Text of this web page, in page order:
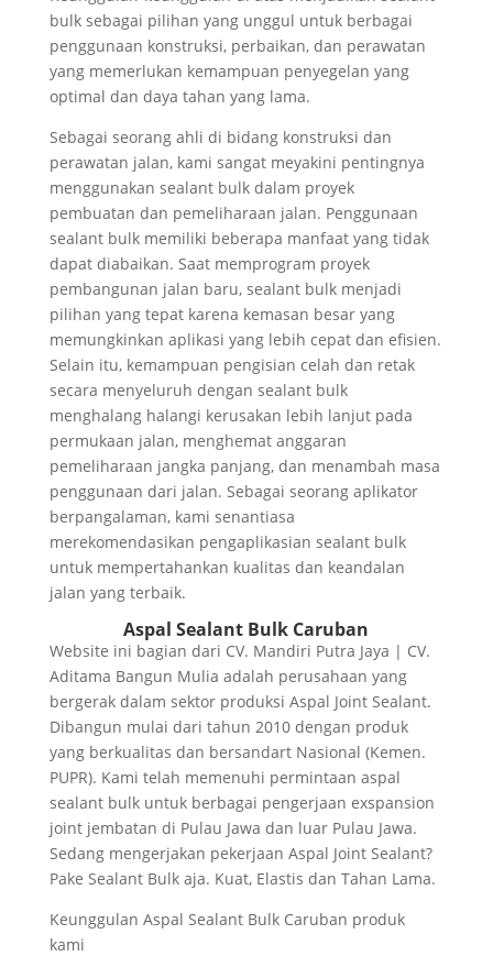
bulk sebagai pilihan yang unggul untuk berbagai
penggunaan konstruksi, perbaikan, dan perawatan
yang memerlukan kemampuan penyegelan yang
optimal dan daya tahan yang lama.
Sebagai seorang ahli di bidang konstruksi dan
perawatan jalan, kami sangat meyakini pentingnya
menggunakan sealant bulk dalam proyek
pembuatan dan pemeliharaan jalan. Penggunaan
sealant bulk memiliki beberapa manfaat yang tidak
dapat diabaikan. Saat memprogram proyek
pembangunan jalan baru, sealant bulk menjadi
pilihan yang tepat karena kemasan besar yang
memungkinkan aplikasi yang lebih cepat dan efisien.
Selain itu, kemampuan pengisian celah dan retak
secara menyeluruh dengan sealant bulk
menghalang halangi kerusakan lebih lanjut pada
permukaan jalan, menghemat anggaran
pemeliharaan jangka panjang, dan menambah masa
penggunaan dari jalan. Sebagai seorang aplikator
berpangalaman, kami senantiasa
merekomendasikan pengaplikasian sealant bulk
untuk mempertahankan kualitas dan keandalan
jalan yang terbaik.
Aspal Sealant Bulk Caruban
Website ini bagian dari CV. Mandiri Putra Jaya | CV.
Aditama Bangun Mulia adalah perusahaan yang
bergerak dalam sektor produksi Aspal Joint Sealant.
Dibangun mulai dari tahun 2010 dengan produk
yang berkualitas dan bersandart Nasional (Kemen.
PUPR). Kami telah memenuhi permintaan aspal
sealant bulk untuk berbagai pengerjaan exspansion
joint jembatan di Pulau Jawa dan luar Pulau Jawa.
Sedang mengerjakan pekerjaan Aspal Joint Sealant?
Pake Sealant Bulk aja. Kuat, Elastis dan Tahan Lama.
Keunggulan Aspal Sealant Bulk Caruban produk
kami